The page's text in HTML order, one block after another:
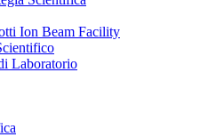
Ion Beam Facility
Laboratorio